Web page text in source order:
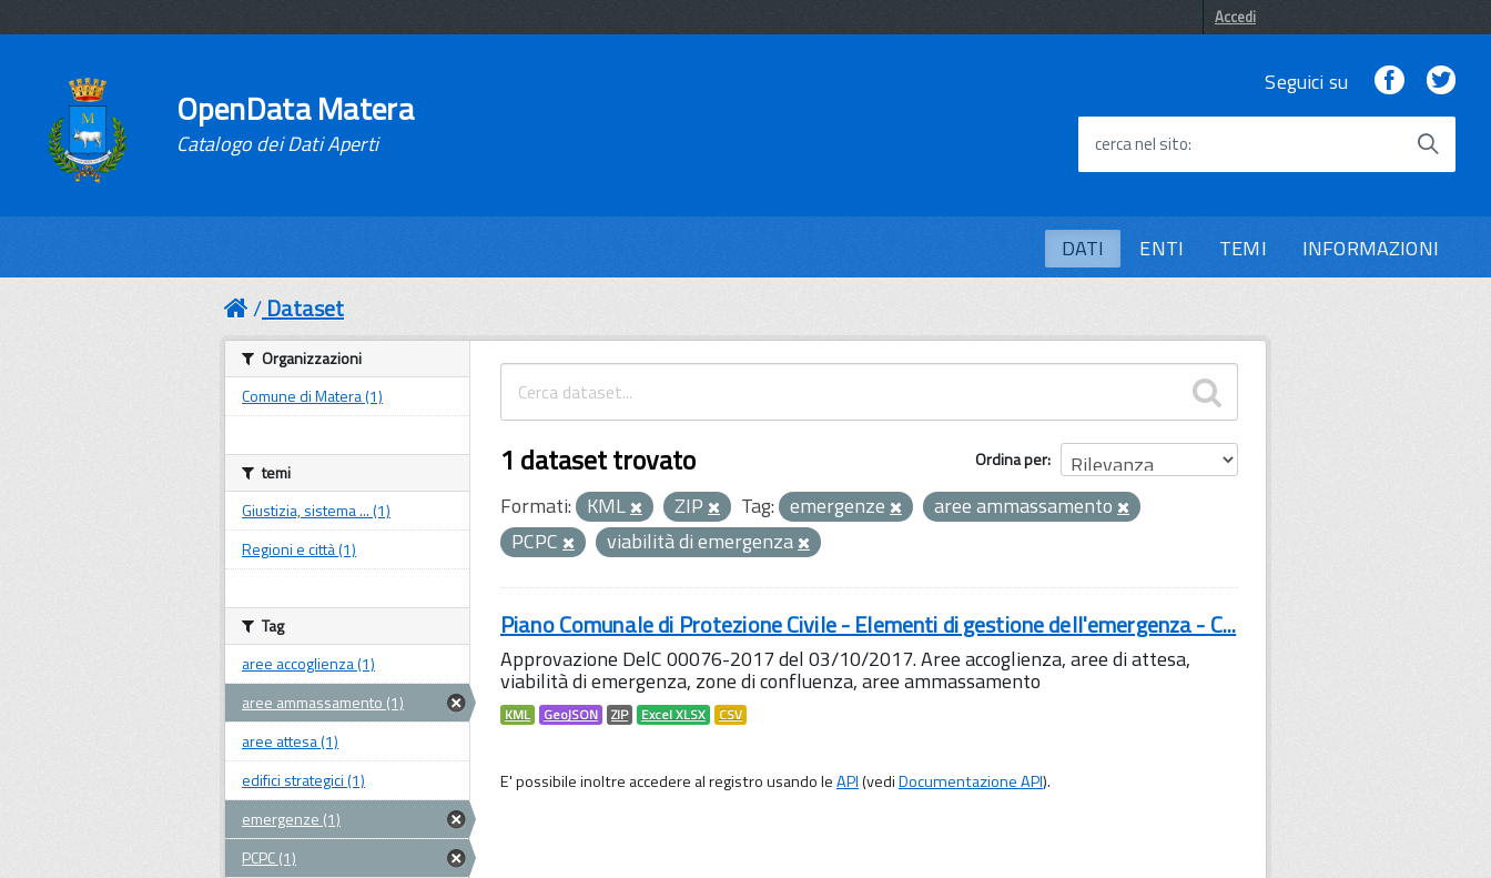
Accedi
OpenData Matera
Catalogo dei Dati Aperti
Seguici su Facebook
cerca nel sito
DATI ENTI TEMI INFORMAZIONI
Dataset
Ordina per
1 dataset trovato
Formati: KML ZIP Tag: emergenze
aree ammassamento
PCPC
viabilità di emergenza
Piano Comunale di Protezione Civile - Elementi di gestione dell'emergenza - C...
Approvazione DelC 00076-2017 del 03/10/2017. Aree accoglienza, aree di attesa,
viabilità di emergenza, zone di confluenza, aree ammassamento
KML GeoJSON ZIP Excel XLSX CSV
E' possibile inoltre accedere al registro usando leAPI(vediDocumentazione API).
Organizzazioni
Comune di Matera (1)
temi
Giustizia, sistema ... (1)
Regioni e città (1)
Tag
aree accoglienza (1)
aree ammassamento (1)
aree attesa (1)
edifici strategici (1)
emergenze (1)
PCPC (1)